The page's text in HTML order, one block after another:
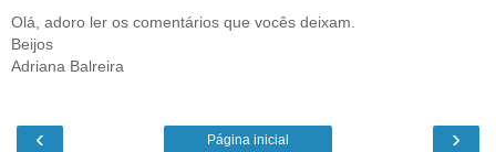
Olá, adoro ler os comentários que vocês deixam.
Beijos
Adriana Balreira
‹ ›
Página inicial